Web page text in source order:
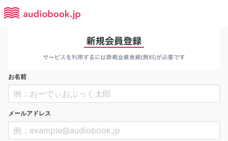
お名前
メールアドレス